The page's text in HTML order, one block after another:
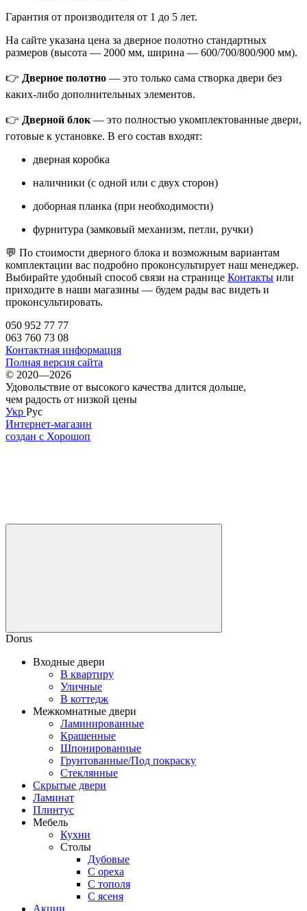
Гарантия от производителя от 1 до 5 лет.
На сайте указана цена за дверное полотно стандартных
размеров (высота — 2000 мм, ширина — 600/700/800/900 мм).
👉 Дверное полотно — это только сама створка двери без
каких-либо дополнительных элементов.
👉 Дверной блок — это полностью укомплектованные двери,
готовые к установке. В его состав входят:
дверная коробка
наличники (с одной или с двух сторон)
доборная планка (при необходимости)
фурнитура (замковый механизм, петли, ручки)
💬 По стоимости дверного блока и возможным вариантам
комплектации вас подробно проконсультирует наш менеджер.
Выбирайте удобный способ связи на странице Контакты или
приходите в наши магазины — будем рады вас видеть и
проконсультировать.
050 952 77 77
063 760 73 08
Контактная информация
Полная версия сайта
© 2020—2026
Удовольствие от высокого качества длится дольше,
чем радость от низкой цены
Укр Рус
Интернет-магазин
создан с Хорошоп
Dorus
Входные двери
В квартиру
Уличные
В коттедж
Межкомнатные двери
Ламинированные
Крашенные
Шпонированные
Грунтованные/Под покраску
Стеклянные
Скрытые двери
Ламинат
Плинтус
Мебель
Кухни
Столы
Дубовые
С ореха
С тополя
С ясеня
Акции